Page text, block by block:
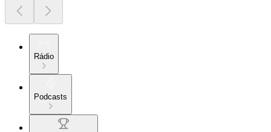
Rádio
Podcasts